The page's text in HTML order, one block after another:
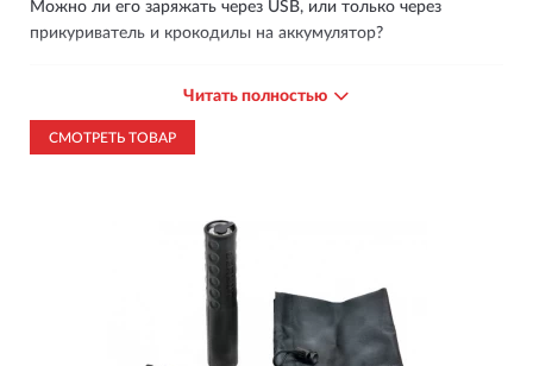
Можно ли его заряжать через USB, или только через
прикуриватель и крокодилы на аккумулятор?
Ответ магазина
25.06.2023
Добрый день! Этот компрессор работает только
Читать полностью
СМОТРЕТЬ ТОВАР